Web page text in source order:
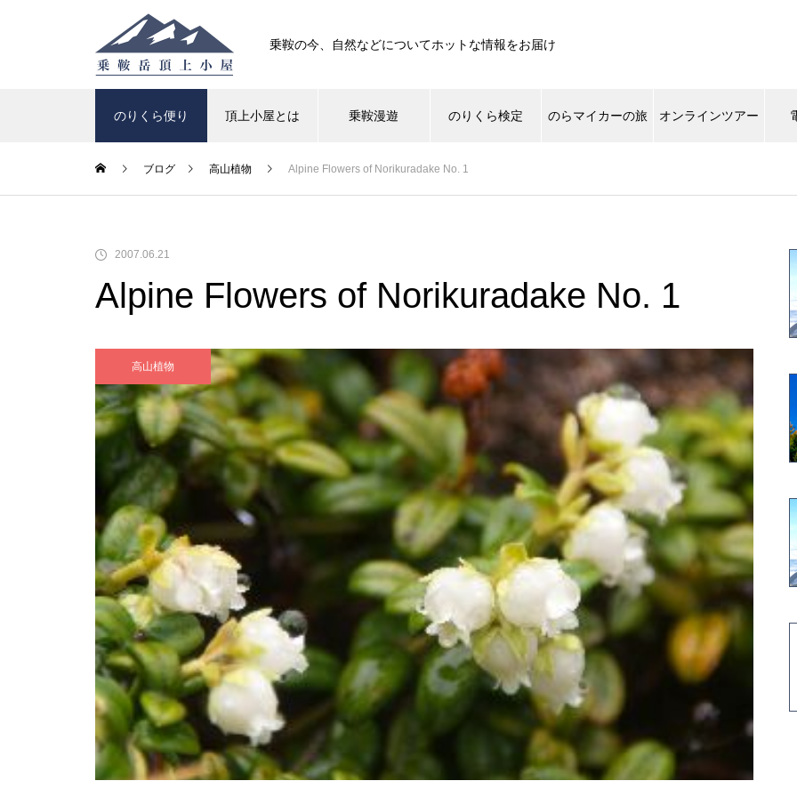
乗鞍の今、自然などについてホットな情報をお届け
のりくら便り 頂上小屋とは 乗鞍漫遊 のりくら検定 のらマイカーの旅 オンラインツアー
高山植物 紅葉 ライチョウ
高山植物開花情報③ 高山植物開花情報②
高山植物は・・・・・ コマクサの今は・・・・・
花は・・・・・ 高山植物の花は・・・・・
ブログ 高山植物 Alpine Flowers of Norikuradake No. 1
2007.06.21
Alpine Flowers of Norikuradake No. 1
高山植物